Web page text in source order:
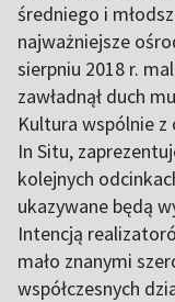
średniego i
najważniejsze
sierpniu 2018 r.
zawładnął duch
Kultura wspólnie
In Situ,
kolejnych
ukazywane będą
Intencją
mało znanymi
współczesnych